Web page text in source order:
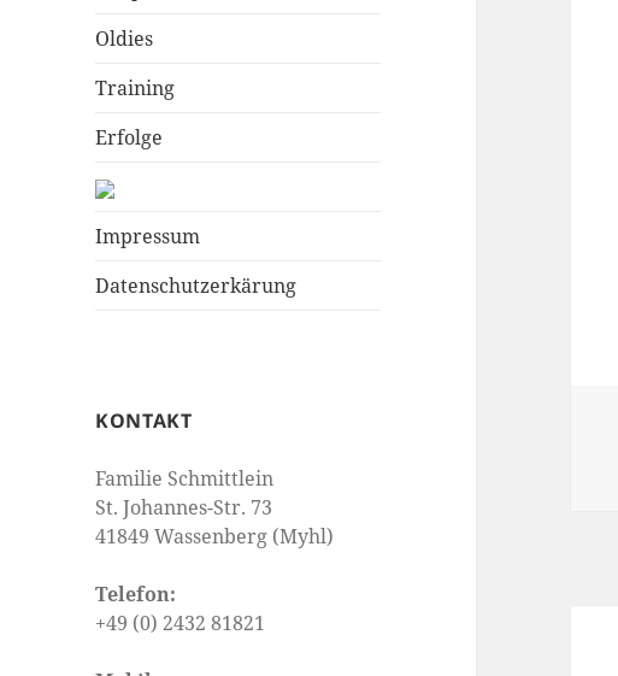
Oldies
Training
Erfolge
Impressum
Datenschutzerkärung
KONTAKT
Familie Schmittlein
St. Johannes-Str. 73
41849 Wassenberg (Myhl)
Telefon:
+49 (0) 2432 81821